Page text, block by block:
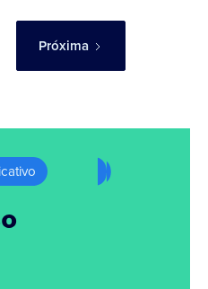
Próxima